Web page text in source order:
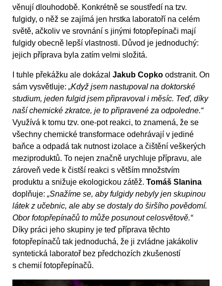
věnují dlouhodobě. Konkrétně se soustředí na tzv.
fulgidy, o něž se zajímá jen hrstka laboratoří na celém
světě, ačkoliv ve srovnání s jinými fotopřepínači mají
fulgidy obecně lepší vlastnosti. Důvod je jednoduchý:
jejich příprava byla zatím velmi složitá.
I tuhle překážku ale dokázal Jakub Copko odstranit. On
sám vysvětluje: „Když jsem nastupoval na doktorské
studium, jeden fulgid jsem připravoval i měsíc. Teď, díky
naší chemické zkratce, je to připravené za odpoledne.“
Využívá k tomu tzv. one-pot reakci, to znamená, že se
všechny chemické transformace odehrávají v jediné
baňce a odpadá tak nutnost izolace a čištění veškerých
meziproduktů. To nejen značně urychluje přípravu, ale
zároveň vede k čistší reakci s větším množstvím
produktu a snižuje ekologickou zátěž. Tomáš Slanina
doplňuje: „Snažíme se, aby fulgidy nebyly jen skupinou
látek z učebnic, ale aby se dostaly do širšího povědomí.
Obor fotopřepínačů to může posunout celosvětově.“
Díky práci jeho skupiny je teď příprava těchto
fotopřepínačů tak jednoduchá, že ji zvládne jakákoliv
syntetická laboratoř bez předchozích zkušeností
s chemií fotopřepínačů.